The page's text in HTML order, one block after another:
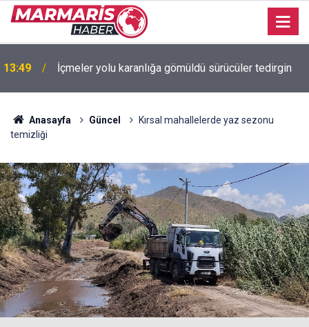
13:45 Marella Discovery Marmaris Limanı’na demirledi
Anasayfa Güncel
Kırsal mahallelerde yaz sezonu
temizliği